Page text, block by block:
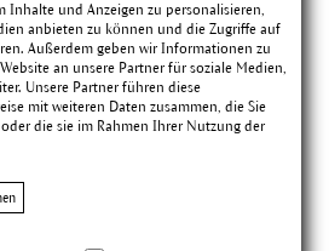
Inhalte und Anzeigen zu personalisieren,
anbieten zu können und die Zugriffe auf
Außerdem geben wir Informationen zu
an unsere Partner für soziale Medien,
Unsere Partner führen diese
mit weiteren Daten zusammen, die Sie
die sie im Rahmen Ihrer Nutzung der
Set, was perfekt
Gerne benutze ich die
wenn
hilfreich?